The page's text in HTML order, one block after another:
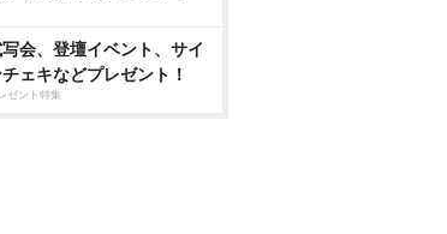
会、登壇イベント、サイ
ェキなどプレゼント！
ゼント特集